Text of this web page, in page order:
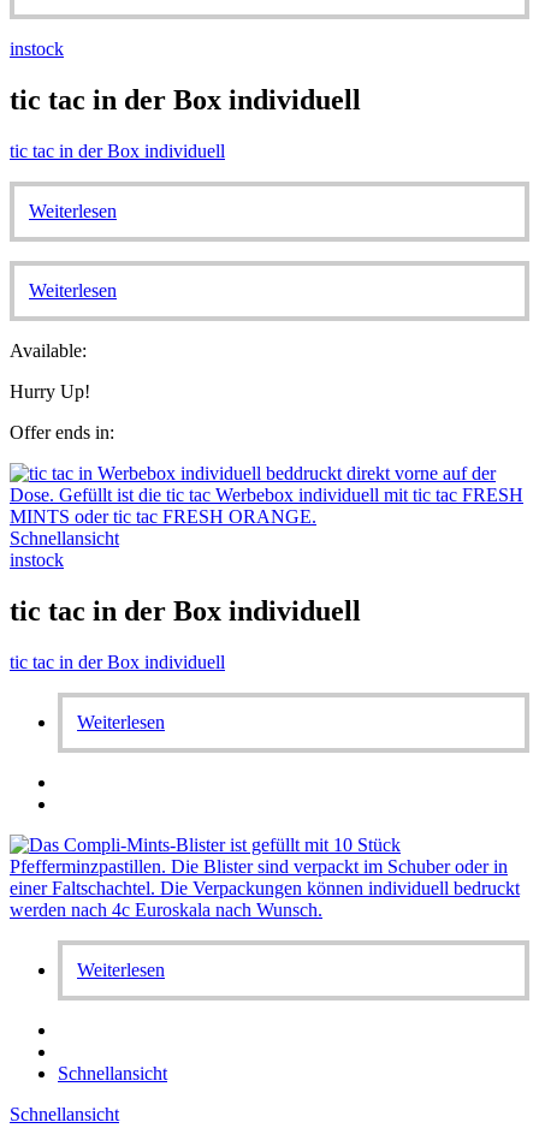
instock
tic tac in der Box individuell
tic tac in der Box individuell
Weiterlesen
Weiterlesen
Available:
Hurry Up!
Offer ends in:
Schnellansicht
instock
tic tac in der Box individuell
tic tac in der Box individuell
Weiterlesen
Weiterlesen
Schnellansicht
Schnellansicht